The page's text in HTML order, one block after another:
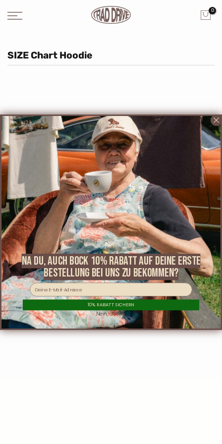
0
SIZE Chart Hoodie
Erhalte aktuelle News und 10% auf Deine erste Bestellung.
Abonnieren
Customer Care
Legal
About Trad Drive
Trad Drive © 2026
​Na du, auch bock 10% RABATT AUF DEINE ERSTE
BESTELLUNG bei uns zu bekommen?
Email
10% RABATT SICHERN
Nein, danke.